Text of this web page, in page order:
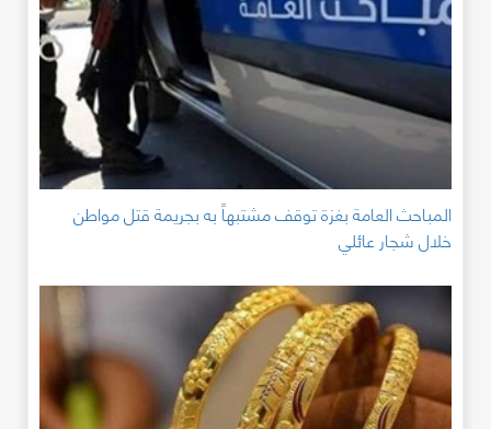
المباحث العامة بغزة توقف مشتبهاً به بجريمة قتل مواطن
خلال شجار عائلي